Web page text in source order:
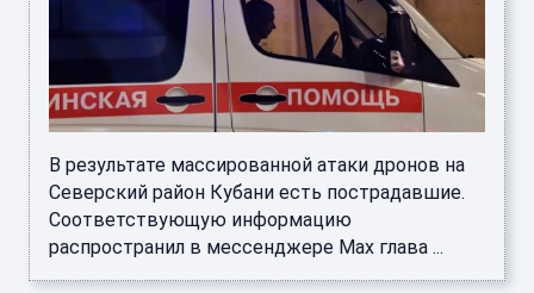
В результате массированной атаки дронов на
Северский район Кубани есть пострадавшие.
Соответствующую информацию
распространил в мессенджере Max глава ...